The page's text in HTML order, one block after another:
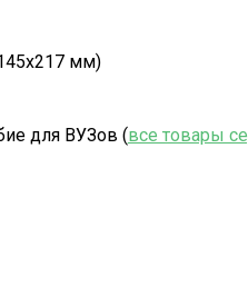
мм)
для ВУЗов (все товары